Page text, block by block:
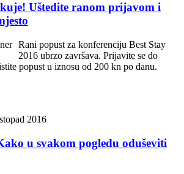
Uštedite ranom prijavom i
Rani popust za konferenciju Best Stay
2016 ubrzo završava. Prijavite se do
popust u iznosu od 200 kn po danu.
2016
u svakom pogledu oduševiti